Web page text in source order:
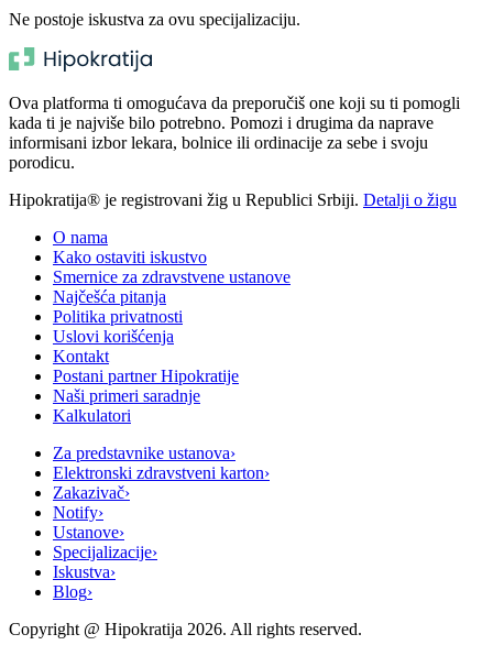
Ne postoje iskustva za ovu specijalizaciju.
Ova platforma ti omogućava da preporučiš one koji su ti pomogli
kada ti je najviše bilo potrebno. Pomozi i drugima da naprave
informisani izbor lekara, bolnice ili ordinacije za sebe i svoju
porodicu.
Hipokratija® je registrovani žig u Republici Srbiji. Detalji o žigu
O nama
Kako ostaviti iskustvo
Smernice za zdravstvene ustanove
Najčešća pitanja
Politika privatnosti
Uslovi korišćenja
Kontakt
Postani partner Hipokratije
Naši primeri saradnje
Kalkulatori
Za predstavnike ustanova›
Elektronski zdravstveni karton›
Zakazivač›
Notify›
Ustanove›
Specijalizacije›
Iskustva›
Blog›
Copyright @ Hipokratija 2026. All rights reserved.